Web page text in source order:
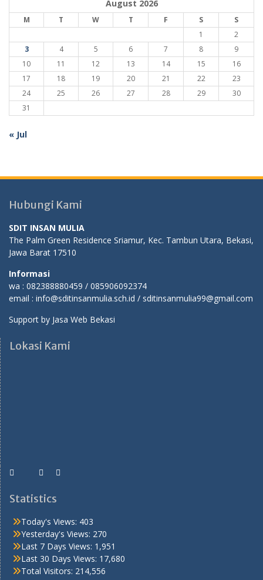
August 2026
M T W T F S
S
1
2
3
4 5 6 7 8
9
10
11 12 13 14 15
16
17
18 19 20 21 22
23
24
25 26 27 28 29
30
31
« Jul
Hubungi Kami
SDIT INSAN MULIA
The Palm Green Residence Sriamur, Kec. Tambun Utara, Bekasi,
Jawa Barat 17510
Informasi
wa : 082388880459 / 085906092374
email : info@sditinsanmulia.sch.id / sditinsanmulia99@gmail.com
Support by Jasa Web Bekasi
Lokasi Kami
Statistics
Today's Views: 403
Yesterday's Views: 270
Last 7 Days Views: 1,951
Last 30 Days Views: 17,680
Total Visitors: 214,556